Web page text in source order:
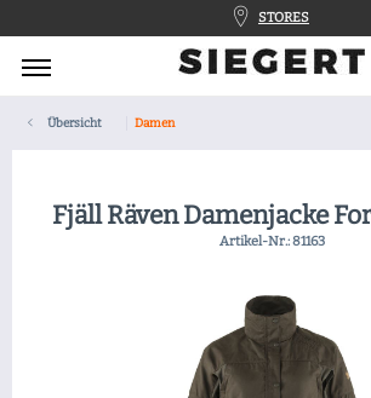
STORES
Übersicht Damen
Fjäll Räven Damenjacke
Artikel-Nr.:81163